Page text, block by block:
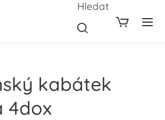
Hledat
kabátek
4dox